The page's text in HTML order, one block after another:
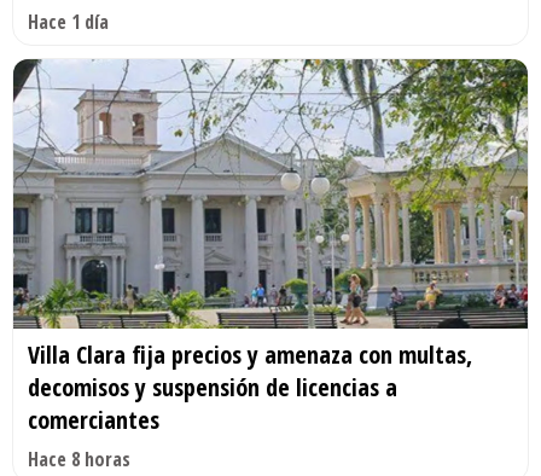
Hace 1 día
Villa Clara fija precios y amenaza con multas,
decomisos y suspensión de licencias a
comerciantes
Hace 8 horas